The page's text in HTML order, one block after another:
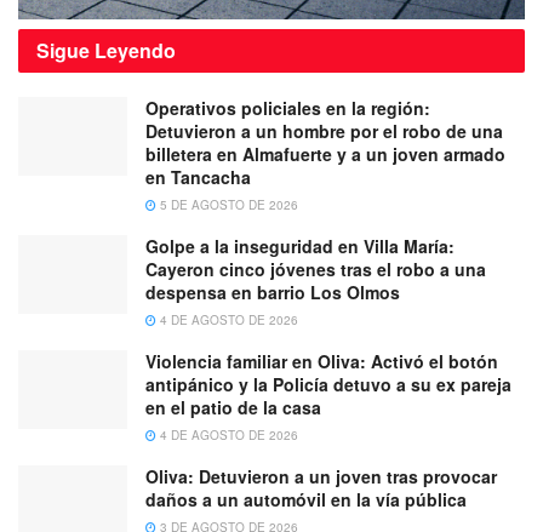
Sigue Leyendo
Operativos policiales en la región:
Detuvieron a un hombre por el robo de una
billetera en Almafuerte y a un joven armado
en Tancacha
5 DE AGOSTO DE 2026
Golpe a la inseguridad en Villa María:
Cayeron cinco jóvenes tras el robo a una
despensa en barrio Los Olmos
4 DE AGOSTO DE 2026
Violencia familiar en Oliva: Activó el botón
antipánico y la Policía detuvo a su ex pareja
en el patio de la casa
4 DE AGOSTO DE 2026
Oliva: Detuvieron a un joven tras provocar
daños a un automóvil en la vía pública
3 DE AGOSTO DE 2026